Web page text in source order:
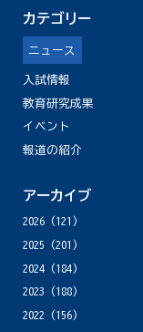
カテゴリー
ニュース
入試情報
教育研究成果
イベント
報道の紹介
アーカイブ
2026(121)
2025 (201)
2024(184)
2023 (188)
2022 (156)